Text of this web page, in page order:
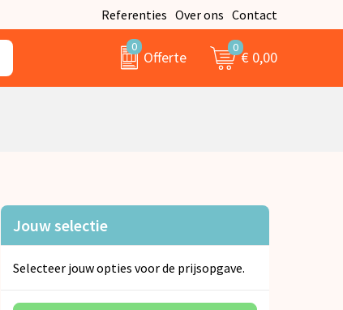
Referenties Over ons Contact
0
Offerte
0
€ 0,00
Jouw selectie
Selecteer jouw opties voor de prijsopgave.